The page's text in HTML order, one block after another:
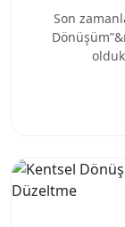
Son